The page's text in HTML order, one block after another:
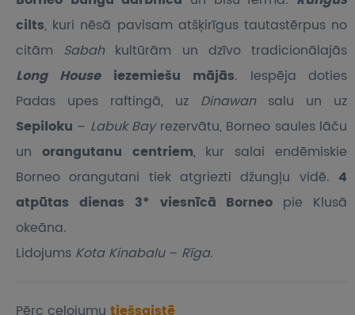
cilts, kuri nēsā pavisam atšķirīgus tautastērpus no
citām Sabah kultūrām un dzīvo tradicionālajās
Long House iezemiešu mājās. Iespēja doties
Padas upes raftingā, uz Dinawan salu un uz
Sepiloku – Labuk Bayrezervātu, Borneo saules lāču
un orangutanu centriem, kur salai endēmiskie
Borneo orangutani tiek atgriezti džungļu vidē. 4
atpūtas dienas 3* viesnīcā Borneo pie Klusā
okeāna.
Lidojums Kota Kinabalu– Rīga.